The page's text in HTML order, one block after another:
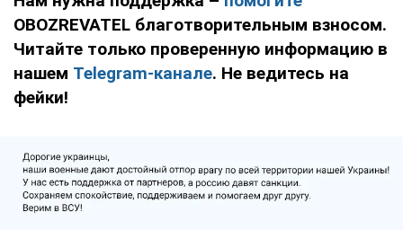
OBOZREVATEL благотворительным взносом.
Читайте только проверенную информацию в
нашем Telegram-канале. Не ведитесь на
фейки!